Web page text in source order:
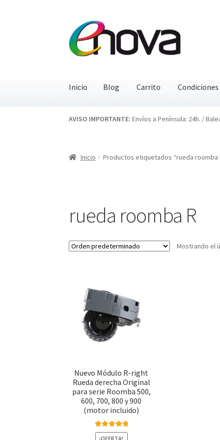
a
la
al
contenido
Inicio Blog Carrito Condiciones
Inicio BlogCarrito CondicionesContacto
AVISO IMPORTANTE: Envíos a Península: 24h. /
Inicio Productos etiquetados “rueda roomba
rueda roomba R
Mostrando el
Nuevo Módulo R-right
Rueda derecha Original
para serie Roomba 500,
600, 700, 800 y 900
(motor incluido)
Valorado con
¡OFERTA!